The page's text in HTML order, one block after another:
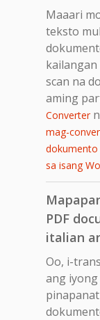
Maaari
teksto
scan na
aming
Converter
mag-
dokumento
sa isang
PDF
italian
Oo, i-
ang iyong